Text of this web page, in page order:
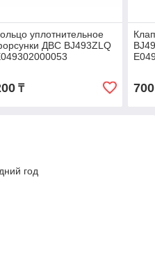
уплотнительное
ДВС BJ493ZLQ
₸ 700
год